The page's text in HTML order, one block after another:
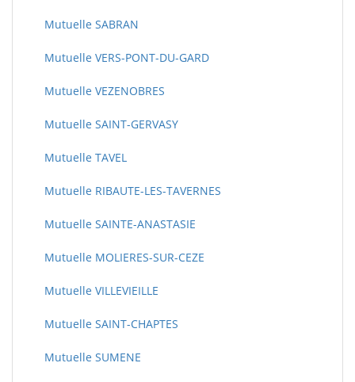
Mutuelle SABRAN
Mutuelle VERS-PONT-DU-GARD
Mutuelle VEZENOBRES
Mutuelle SAINT-GERVASY
Mutuelle TAVEL
Mutuelle RIBAUTE-LES-TAVERNES
Mutuelle SAINTE-ANASTASIE
Mutuelle MOLIERES-SUR-CEZE
Mutuelle VILLEVIEILLE
Mutuelle SAINT-CHAPTES
Mutuelle SUMENE